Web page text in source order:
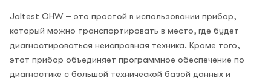
Jaltest OHW – это простой в использовании прибор,
который можно транспортировать в место, где будет
диагностироваться неисправная техника. Кроме того,
этот прибор объединяет программное обеспечение по
диагностике с большой технической базой данных и